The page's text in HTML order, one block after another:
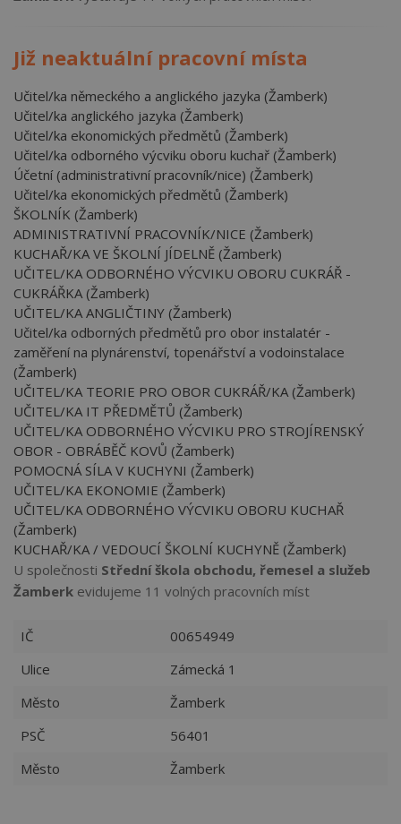
Již neaktuální pracovní místa
Učitel/ka německého a anglického jazyka (Žamberk)
Učitel/ka anglického jazyka (Žamberk)
Učitel/ka ekonomických předmětů (Žamberk)
Učitel/ka odborného výcviku oboru kuchař (Žamberk)
Účetní (administrativní pracovník/nice) (Žamberk)
Učitel/ka ekonomických předmětů (Žamberk)
ŠKOLNÍK (Žamberk)
ADMINISTRATIVNÍ PRACOVNÍK/NICE (Žamberk)
KUCHAŘ/KA VE ŠKOLNÍ JÍDELNĚ (Žamberk)
UČITEL/KA ODBORNÉHO VÝCVIKU OBORU CUKRÁŘ -
CUKRÁŘKA (Žamberk)
UČITEL/KA ANGLIČTINY (Žamberk)
Učitel/ka odborných předmětů pro obor instalatér -
zaměření na plynárenství, topenářství a vodoinstalace
(Žamberk)
UČITEL/KA TEORIE PRO OBOR CUKRÁŘ/KA (Žamberk)
UČITEL/KA IT PŘEDMĚTŮ (Žamberk)
UČITEL/KA ODBORNÉHO VÝCVIKU PRO STROJÍRENSKÝ
OBOR - OBRÁBĚČ KOVŮ (Žamberk)
POMOCNÁ SÍLA V KUCHYNI (Žamberk)
UČITEL/KA EKONOMIE (Žamberk)
UČITEL/KA ODBORNÉHO VÝCVIKU OBORU KUCHAŘ
(Žamberk)
KUCHAŘ/KA / VEDOUCÍ ŠKOLNÍ KUCHYNĚ (Žamberk)
U společnosti Střední škola obchodu, řemesel a služeb
Žamberk evidujeme 11 volných pracovních míst
IČ
00654949
Ulice
Zámecká 1
Město
Žamberk
PSČ
56401
Město
Žamberk